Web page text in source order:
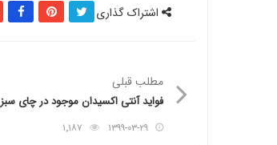
اشتراک گذاری
مطلب قبلی
فواید آنتی اکسیدان موجود در چای سبز
۱۳۹۹-۰۳-۲۹ ۱٬۱۸۷